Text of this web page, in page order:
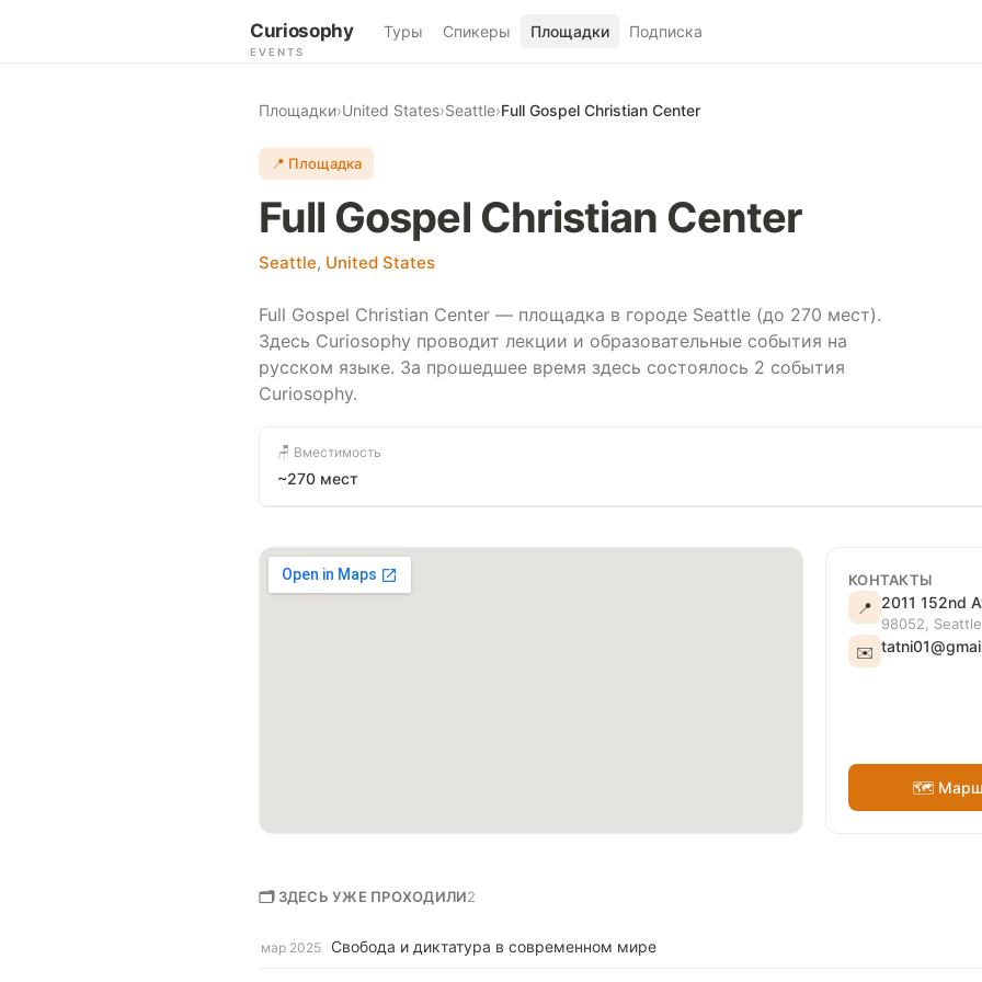
Curiosophy
EVENTS
Туры Спикеры Площадки Подписка
Площадки›United States›Seattle›Full Gospel Christian Center
📍 Площадка
Full Gospel Christian Center
Seattle, United States
Full Gospel Christian Center — площадка в городе Seattle (до 270 мест).
Здесь Curiosophy проводит лекции и образовательные события на
русском языке. За прошедшее время здесь состоялось 2 события
Curiosophy.
🪑 Вместимость
~270 мест
КОНТАКТЫ
📍 2011 152nd
98052, Seattle
✉️
🗺
🗂 ЗДЕСЬ УЖЕ ПРОХОДИЛИ2
мар 2025 Свобода и диктатура в современном мире